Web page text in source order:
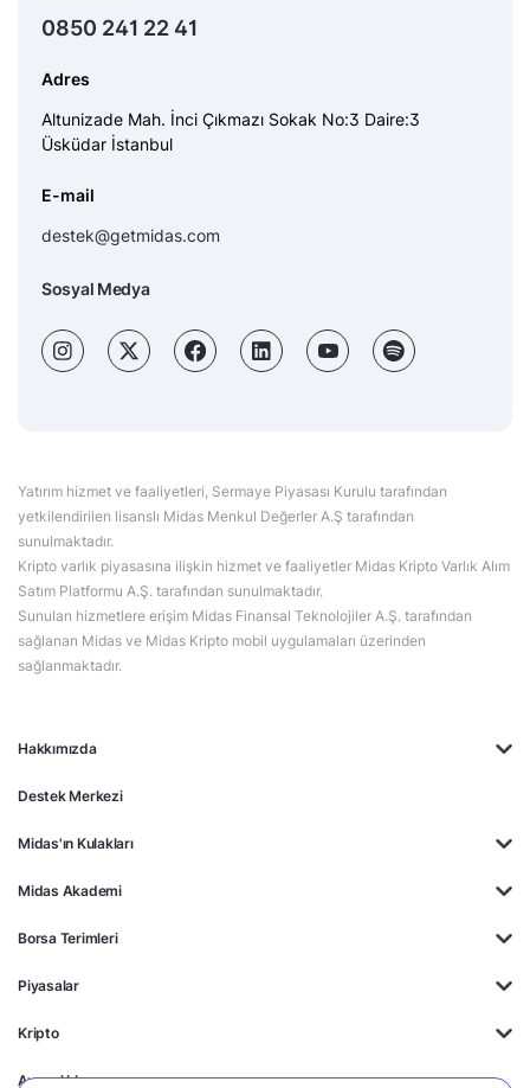
Hakkımızda
Destek Merkezi
Midas'ın Kulakları
Midas Akademi
Borsa Terimleri
Piyasalar
Kripto
Ayrıcalıklar
0850 241 22 41
Adres
Altunizade Mah. İnci Çıkmazı Sokak No:3 Daire:3
Üsküdar İstanbul
E-mail
destek@getmidas.com
Sosyal Medya
Yatırım hizmet ve faaliyetleri, Sermaye Piyasası Kurulu tarafından
yetkilendirilen lisanslı Midas Menkul Değerler A.Ş tarafından
sunulmaktadır.
Kripto varlık piyasasına ilişkin hizmet ve faaliyetler Midas Kripto Varlık Alım
Satım Platformu A.Ş. tarafından sunulmaktadır.
Sunulan hizmetlere erişim Midas Finansal Teknolojiler A.Ş. tarafından
sağlanan Midas ve Midas Kripto mobil uygulamaları üzerinden
sağlanmaktadır.